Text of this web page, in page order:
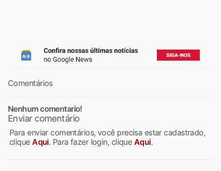
Comentários
Nenhum comentario!
Enviar comentário
Para enviar comentários, você precisa estar cadastrado,
cliqueAqui. Para fazer login, clique Aqui.